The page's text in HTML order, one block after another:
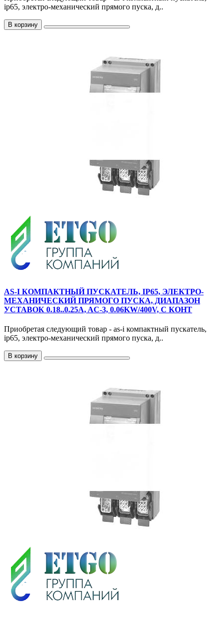
ip65, электро-механический прямого пуска, д..
В корзину
AS-I КОМПАКТНЫЙ ПУСКАТЕЛЬ, IP65, ЭЛЕКТРО-
МЕХАНИЧЕСКИЙ ПРЯМОГО ПУСКА, ДИАПАЗОН
УСТАВОК 0.18..0.25A, AC-3, 0.06KW/400V, С КОНТ
Приобретая следующий товар - as-i компактный пускатель,
ip65, электро-механический прямого пуска, д..
В корзину